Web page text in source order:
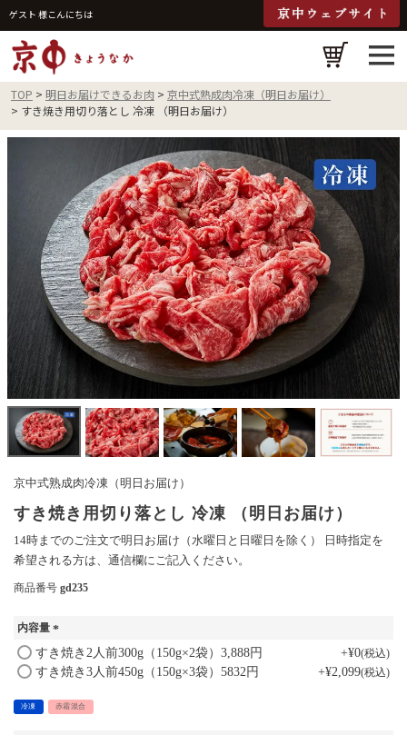
ゲスト 様こんにちは
TOP 明日お届けできるお肉
京中式熟成肉冷凍（明日お届け）
すき焼き用切り落とし 冷凍 （明日お届け）
京中式熟成肉冷凍（明日お届け）
すき焼き用切り落とし 冷凍 （明日お届け）
14時までのご注文で明日お届け（水曜日と日曜日を除く） 日時指定を
希望される方は、通信欄にご記入ください。
商品番号 gd235
内容量
(
必
須
すき焼き2人前300g（150g×2袋）3,888円 +¥0 税込
すき焼き3人前450g（150g×3袋）5832円 +¥2,099 税込
冷凍 赤霜混合